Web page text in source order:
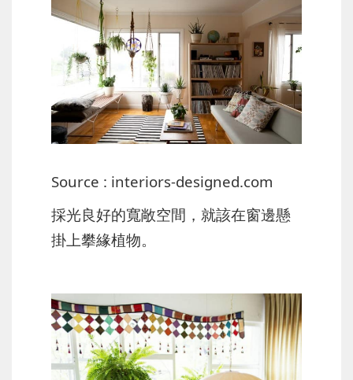
Source : interiors-designed.com
採光良好的寬敞空間，就該在窗邊懸
掛上攀緣植物。